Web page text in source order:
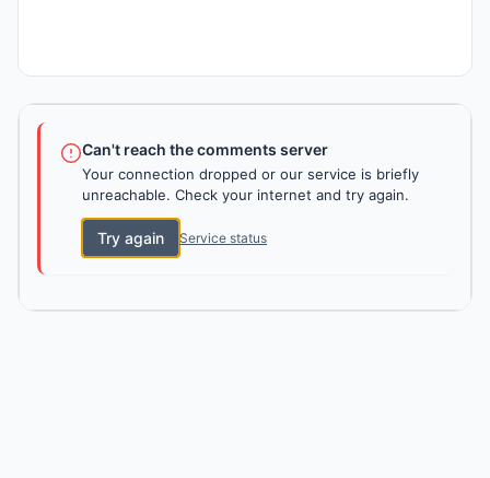
Can't reach the comments server
Your connection dropped or our service is briefly
unreachable. Check your internet and try again.
Try again Service status